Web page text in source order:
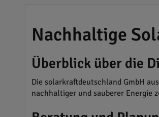
Nachhaltige
Überblick über die
Die solarkraftdeutschland GmbH
nachhaltiger und sauberer Energie